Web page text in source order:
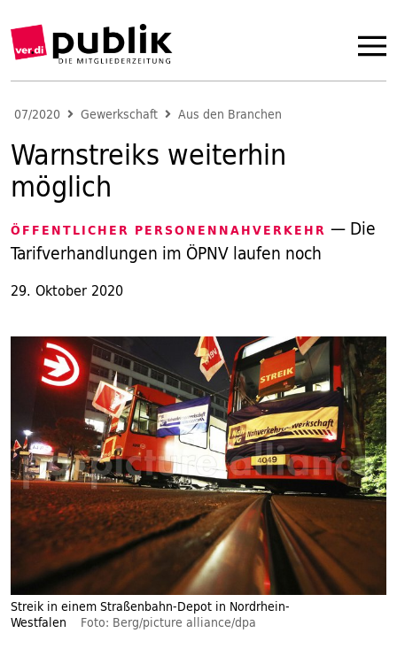
07/2020 Gewerkschaft Aus den Branchen
Warnstreiks weiterhin
möglich
ÖFFENTLICHER PERSONENNAHVERKEHR — Die
Tarifverhandlungen im ÖPNV laufen noch
29. Oktober 2020
Streik in einem Straßenbahn-Depot in Nordrhein-
Westfalen Foto: Berg/picture alliance/dpa